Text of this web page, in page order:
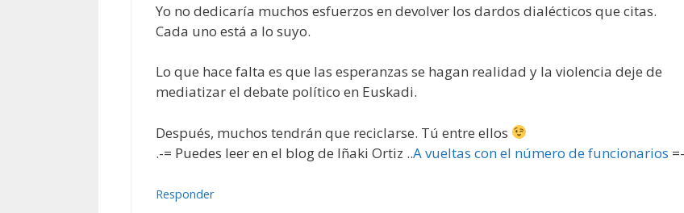
Yo no dedicaría muchos esfuerzos en devolver los dardos dialécticos que citas.
Cada uno está a lo suyo.
Lo que hace falta es que las esperanzas se hagan realidad y la violencia deje de
mediatizar el debate político en Euskadi.
Después, muchos tendrán que reciclarse. Tú entre ellos
.-= Puedes leer en el blog de Iñaki Ortiz ..A vueltas con el número de funcionarios
Responder